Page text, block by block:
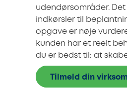
udendørsområder.
indkørsler til
opgave er nøje
kunden har et reelt
du er bedst til: at
Tilmeld din